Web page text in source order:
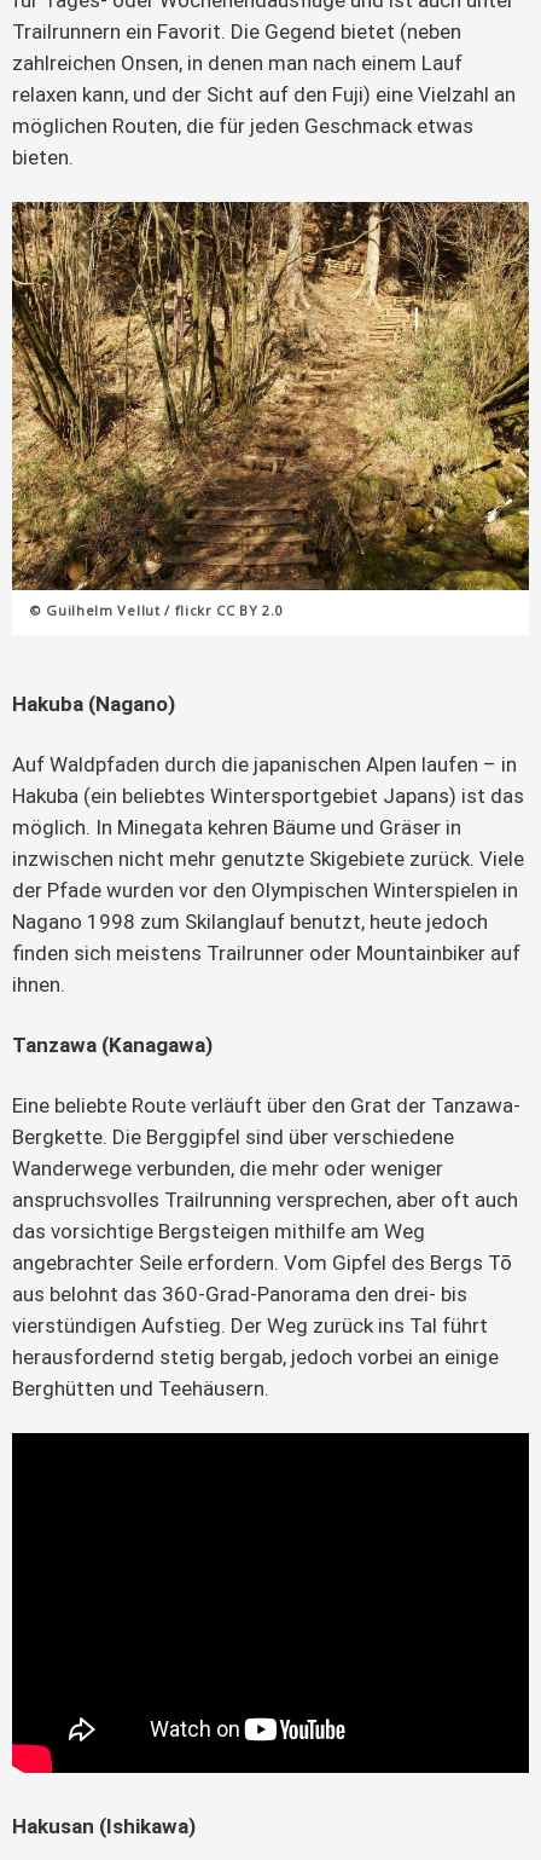
Trailrunnern ein Favorit. Die Gegend bietet (neben
zahlreichen Onsen, in denen man nach einem Lauf
relaxen kann, und der Sicht auf den Fuji) eine Vielzahl an
möglichen Routen, die für jeden Geschmack etwas
bieten.
© Guilhelm Vellut / flickr CC BY 2.0
Hakuba (Nagano)
Auf Waldpfaden durch die japanischen Alpen laufen – in
Hakuba (ein beliebtes Wintersportgebiet Japans) ist das
möglich. In Minegata kehren Bäume und Gräser in
inzwischen nicht mehr genutzte Skigebiete zurück. Viele
der Pfade wurden vor den Olympischen Winterspielen in
Nagano 1998 zum Skilanglauf benutzt, heute jedoch
finden sich meistens Trailrunner oder Mountainbiker auf
ihnen.
Tanzawa (Kanagawa)
Eine beliebte Route verläuft über den Grat der Tanzawa-
Bergkette. Die Berggipfel sind über verschiedene
Wanderwege verbunden, die mehr oder weniger
anspruchsvolles Trailrunning versprechen, aber oft auch
das vorsichtige Bergsteigen mithilfe am Weg
angebrachter Seile erfordern. Vom Gipfel des Bergs Tō
aus belohnt das 360-Grad-Panorama den drei- bis
vierstündigen Aufstieg. Der Weg zurück ins Tal führt
herausfordernd stetig bergab, jedoch vorbei an einige
Berghütten und Teehäusern.
Hakusan (Ishikawa)